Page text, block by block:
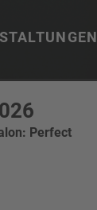
Perfect